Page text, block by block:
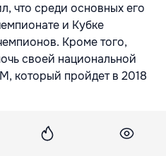
что среди основных его
и Кубке
Кроме того,
своей национальной
который пройдет в 2018
венчающий